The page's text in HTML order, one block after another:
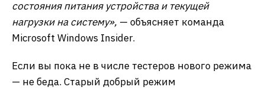
состояния питания устройства и текущей
нагрузки на систему», — объясняет команда
Microsoft Windows Insider.
Если вы пока не в числе тестеров нового режима
— не беда. Старый добрый режим